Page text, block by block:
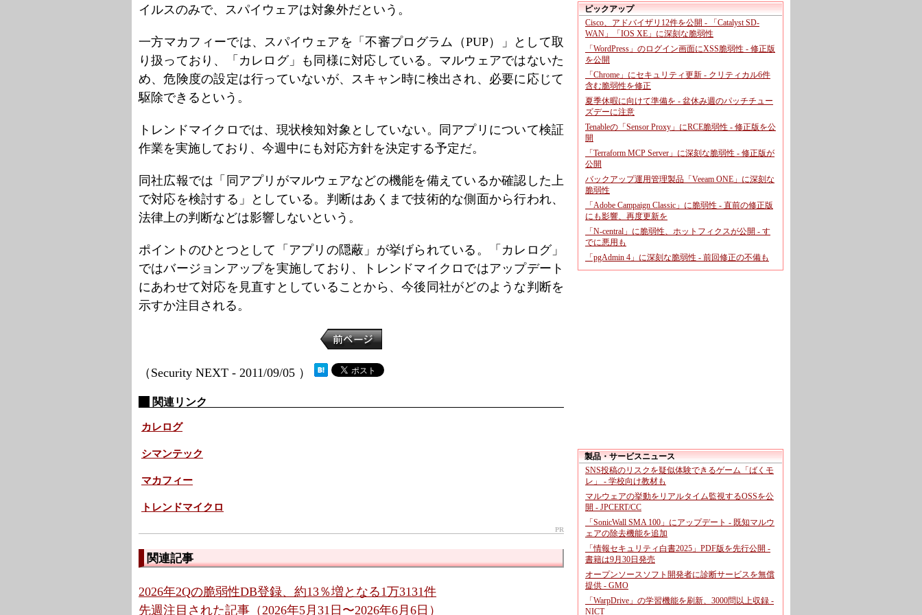
イルスのみで、スパイウェアは対象外だという。
一方マカフィーでは、スパイウェアを「不審プログラム（PUP）」として取
り扱っており、「カレログ」も同様に対応している。マルウェアではないた
め、危険度の設定は行っていないが、スキャン時に検出され、必要に応じて
駆除できるという。
トレンドマイクロでは、現状検知対象としていない。同アプリについて検証
作業を実施しており、今週中にも対応方針を決定する予定だ。
同社広報では「同アプリがマルウェアなどの機能を備えているか確認した上
で対応を検討する」としている。判断はあくまで技術的な側面から行われ、
法律上の判断などは影響しないという。
ポイントのひとつとして「アプリの隠蔽」が挙げられている。「カレログ」
ではバージョンアップを実施しており、トレンドマイクロではアップデート
にあわせて対応を見直すとしていることから、今後同社がどのような判断を
示すか注目される。
（Security NEXT - 2011/09/05 ）
関連リンク
カレログ
シマンテック
マカフィー
トレンドマイクロ
PR
関連記事
2026年2Qの脆弱性DB登録、約13％増となる1万3131件
先週注目された記事（2026年5月31日〜2026年6月6日）
ピックアップ
Cisco、アドバイザリ12件を公開 - 「Catalyst SD-
WAN」「IOS XE」に深刻な脆弱性
「WordPress」のログイン画面にXSS脆弱性 - 修正版
を公開
「Chrome」にセキュリティ更新 - クリティカル6件
含む脆弱性を修正
夏季休暇に向けて準備を - 盆休み週のパッチチュー
ズデーに注意
Tenableの「Sensor Proxy」にRCE脆弱性 - 修正版を公
開
「Terraform MCP Server」に深刻な脆弱性 - 修正版が
公開
バックアップ運用管理製品「Veeam ONE」に深刻な
脆弱性
「Adobe Campaign Classic」に脆弱性 - 直前の修正版
にも影響、再度更新を
「N-central」に脆弱性、ホットフィクスが公開 - す
でに悪用も
「pgAdmin 4」に深刻な脆弱性 - 前回修正の不備も
製品・サービスニュース
SNS投稿のリスクを疑似体験できるゲーム「ばくモ
レ」 - 学校向け教材も
マルウェアの挙動をリアルタイム監視するOSSを公
開 - JPCERT/CC
「SonicWall SMA 100」にアップデート - 既知マルウ
ェアの除去機能を追加
「情報セキュリティ白書2025」PDF版を先行公開 -
書籍は9月30日発売
オープンソースソフト開発者に診断サービスを無償
提供 - GMO
「WarpDrive」の学習機能を刷新、3000問以上収録 -
NICT